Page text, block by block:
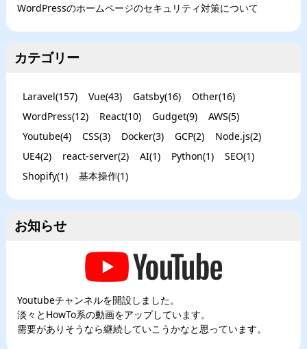
WordPressのホームページのセキュリティ対策について
カテゴリー
Laravel(157) Vue(43) Gatsby(16) Other(16)
WordPress(12) React(10) Gudget(9) AWS(5)
Youtube(4) CSS(3) Docker(3) GCP(2) Node.js(2)
UE4(2) react-server(2) AI(1) Python(1) SEO(1)
Shopify(1) 基本操作(1)
お知らせ
Youtubeチャンネルを開設しました。
淡々とHowTo系の動画をアップしています。
需要がありそうなら継続していこうかなと思っています。